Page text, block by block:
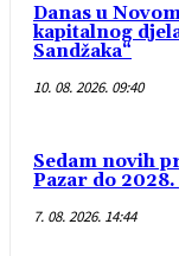
Danas u
kapitalnog
Sandžaka“
10. 08. 2026. 09:40
Sedam novih
Pazar do
7. 08. 2026. 14:44